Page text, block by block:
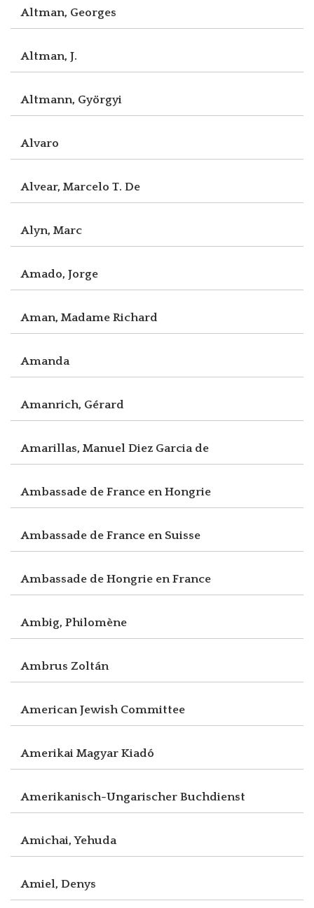
Altman, Georges
Altman, J.
Altmann, Györgyi
Alvaro
Alvear, Marcelo T. De
Alyn, Marc
Amado, Jorge
Aman, Madame Richard
Amanda
Amanrich, Gérard
Amarillas, Manuel Diez Garcia de
Ambassade de France en Hongrie
Ambassade de France en Suisse
Ambassade de Hongrie en France
Ambig, Philomène
Ambrus Zoltán
American Jewish Committee
Amerikai Magyar Kiadó
Amerikanisch-Ungarischer Buchdienst
Amichai, Yehuda
Amiel, Denys